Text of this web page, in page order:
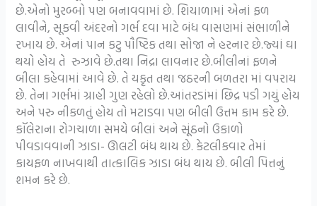
છે.એનો મુરબ્બો પણ બનાવવામાં છે. શિયાળામાં એનાં ફળ
લાવીને, સૂકવી અંદરનો ગર્ભ દવા માટે બંધ વાસણમાં સંભાળીને
રખાય છે. એનાં પાન કટુ પૌષ્ટિક તથા સોજા ને હરનાર છે.જ્યાં ઘા
થયો હોય તે રુઝાવે છે.તથા નિદ્રા લાવનાર છે.બીલીનાં ફળને
બીલા કહેવામાં આવે છે. તે યકૃત તથા જઠરની બળતરા માં વપરાય
છે. તેના ગર્ભમાં ગ્રાહી ગુણ રહેલો છે.આંતરડાંમાં છિદ્ર પડી ગયું હોય
અને પરુ નીકળતું હોય તો મટાડવા પણ બીલી ઉત્તમ કામ કરે છે.
કૉલેરાના રોગચાળા સમયે બીલાં અને સૂંઠનો ઉકાળો
પીવડાવવાની ઝાડા- ઊલટી બંધ થાય છે. કેટલીકવાર તેમાં
કાયફળ નાખવાથી તાત્કાલિક ઝાડા બંધ થાય છે. બીલી પિત્તનું
શમન કરે છે.